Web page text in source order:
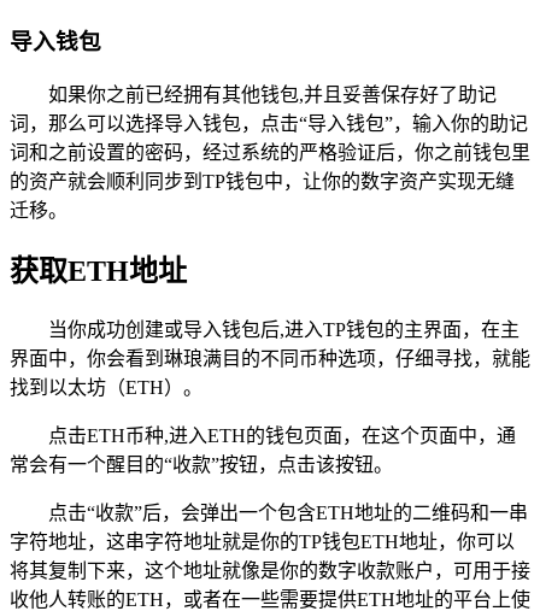
导入钱包
如果你之前已经拥有其他钱包,并且妥善保存好了助记
词，那么可以选择导入钱包，点击“导入钱包”，输入你的助记
词和之前设置的密码，经过系统的严格验证后，你之前钱包里
的资产就会顺利同步到TP钱包中，让你的数字资产实现无缝
迁移。
获取ETH地址
当你成功创建或导入钱包后,进入TP钱包的主界面，在主
界面中，你会看到琳琅满目的不同币种选项，仔细寻找，就能
找到以太坊（ETH）。
点击ETH币种,进入ETH的钱包页面，在这个页面中，通
常会有一个醒目的“收款”按钮，点击该按钮。
点击“收款”后，会弹出一个包含ETH地址的二维码和一串
字符地址，这串字符地址就是你的TP钱包ETH地址，你可以
将其复制下来，这个地址就像是你的数字收款账户，可用于接
收他人转账的ETH，或者在一些需要提供ETH地址的平台上使